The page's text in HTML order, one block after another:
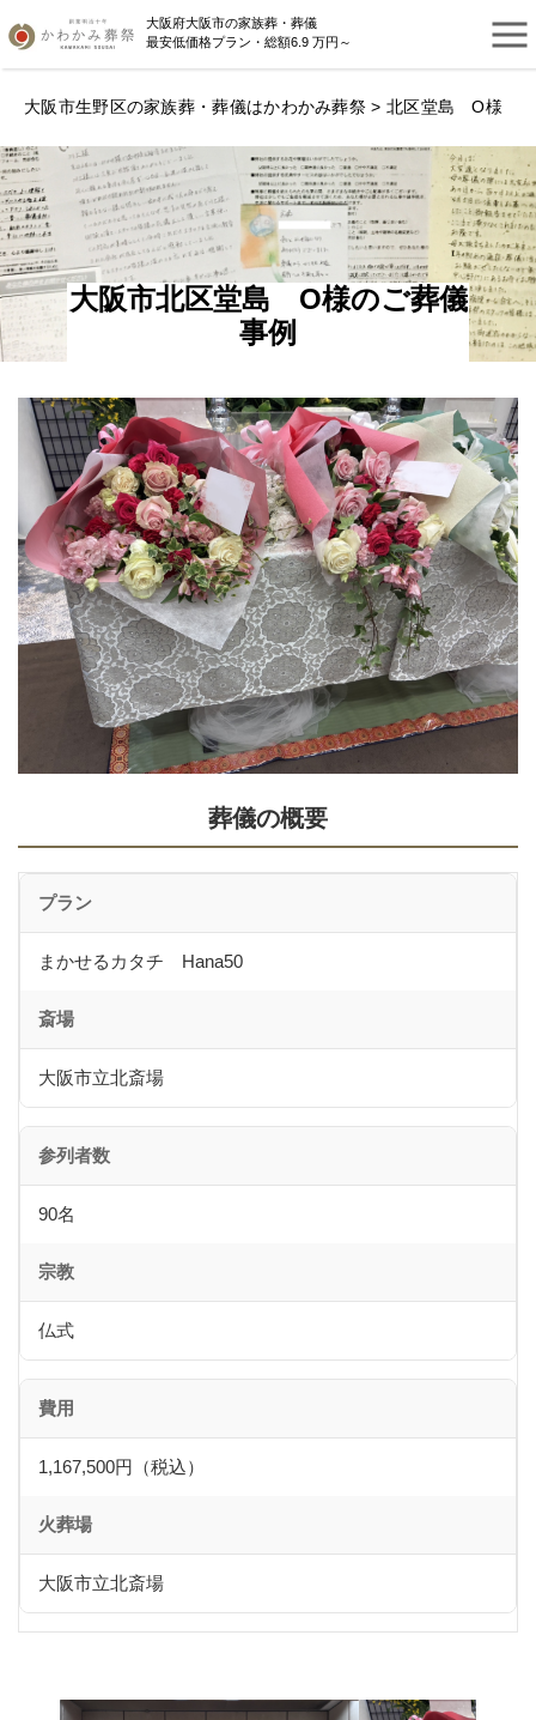
大阪府大阪市の家族葬・葬儀
最安低価格プラン・総額6.9 万円～
大阪市生野区の家族葬・葬儀はかわかみ葬祭 > 北区堂島 O様
大阪市北区堂島 O様のご葬儀
事例
葬儀の概要
プラン
まかせるカタチ Hana50
斎場
大阪市立北斎場
参列者数
90名
宗教
仏式
費用
1,167,500円（税込）
火葬場
大阪市立北斎場